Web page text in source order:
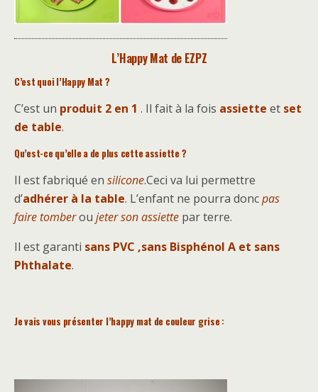
L’Happy Mat de EZPZ
C’est quoi l’Happy Mat ?
C’est un produit 2 en 1 . Il fait à la fois assiette et set
de table.
Qu’est-ce qu’elle a de plus cette assiette ?
Il est fabriqué en silicone.Ceci va lui permettre
d’adhérer à la table. L’enfant ne pourra doncpas
faire tomberou jeter son assiette par terre.
Il est garanti sans PVC ,sans Bisphénol A et sans
Phthalate.
Je vais vous présenter l’happy mat de couleur grise :